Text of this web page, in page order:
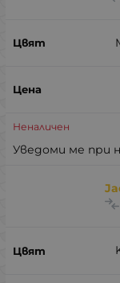
Неналичен
Уведоми ме при